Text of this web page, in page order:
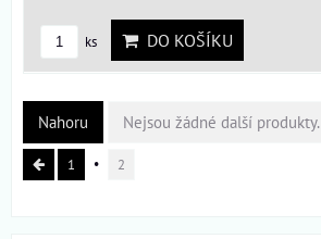
ks DO KOŠÍKU
Nahoru Nejsou žádné další produkty.
1 2